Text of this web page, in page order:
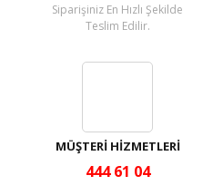
Siparişiniz En Hızlı Şekilde
Teslim Edilir.
MÜŞTERİ HİZMETLERİ
444 61 04